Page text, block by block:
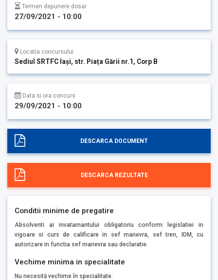
Termen depunere dosar
27/09/2021 - 10:00
Locatia concursului
Sediul SRTFC Iași, str. Piața Gării nr.1, Corp B
Data si ora concurs
29/09/2021 - 10:00
DESCARCA DOCUMENT
DESCARCA REZULTATE
Conditii minime de pregatire
Absolventi ai invatamantului obligatoriu conform legislatiei in
vigoare si curs de calificare in sef manevra, sef tren, IDM, cu
autorizare in functia sef manevra sau declaratie.
Vechime minima in specialitate
Nu necesită vechime în specialitate.